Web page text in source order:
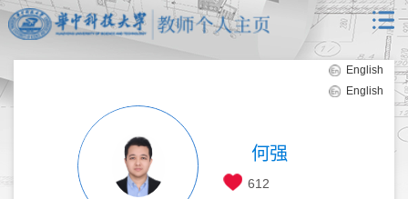
English
English
何强
612